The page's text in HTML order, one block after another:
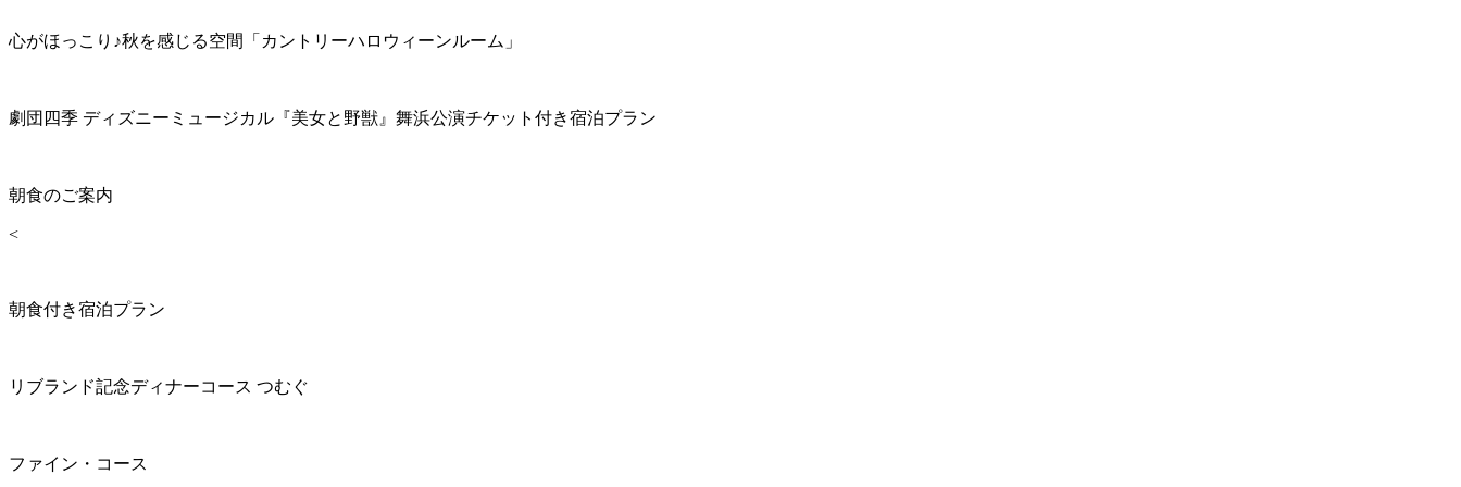
心がほっこり♪秋を感じる空間「カントリーハロウィーンルーム」
劇団四季 ディズニーミュージカル『美女と野獣』舞浜公演チケット付き宿泊プラン
朝食のご案内
<
朝食付き宿泊プラン
リブランド記念ディナーコース つむぐ
ファイン・コース